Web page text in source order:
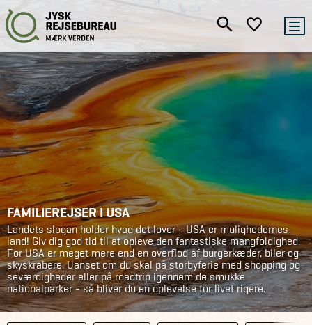
FAMILIEREJSER I USA
Landets slogan holder hvad det lover - USA er mulighedernes
land! Giv dig god tid til at opleve den fantastiske mangfoldighed.
For USA er meget mere end en overflod af burgerkæder, biler og
skyskrabere. Uanset om du skal på storbyferie med shopping og
seværdigheder eller på roadtrip igennem de smukke
nationalparker - så bliver du en oplevelse for livet rigere.